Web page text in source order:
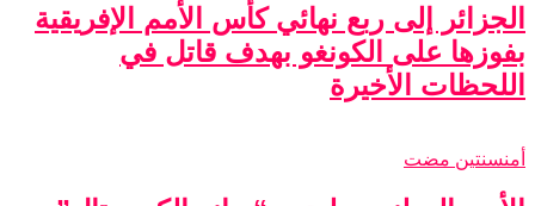
الجزائر إلى ربع نهائي كأس الأمم الإفريقية
بفوزها على الكونغو بهدف قاتل في
اللحظات الأخيرة
أمنسنتين مضت